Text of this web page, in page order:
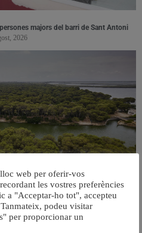
majors del barri de Sant Antoni
2026
residus de la Devesa durant el mes de
juliol
2026
web per oferir-vos
les vostres preferències
a "Acceptar-ho tot", accepteu
podeu visitar
per proporcionar un